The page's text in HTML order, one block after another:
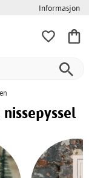
Informasjon